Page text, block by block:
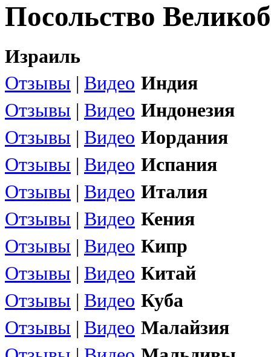
Посольство
Израиль
Отзывы | Видео Индия
Отзывы | Видео Индонезия
Отзывы | Видео Иордания
Отзывы | Видео Испания
Отзывы | Видео Италия
Отзывы | Видео Кения
Отзывы | Видео Кипр
Отзывы | Видео Китай
Отзывы | Видео Куба
Отзывы | Видео Малайзия